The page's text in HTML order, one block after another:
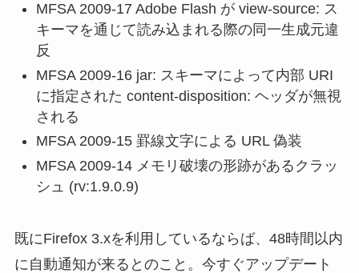
MFSA 2009-17 Adobe Flash が view-source: ス
キーマを通じて読み込まれる際の同一生成元違
反
MFSA 2009-16 jar: スキーマによって内部 URI
に指定された content-disposition: ヘッダが無視
される
MFSA 2009-15 罫線文字による URL 偽装
MFSA 2009-14 メモリ破壊の形跡があるクラッ
シュ (rv:1.9.0.9)
既にFirefox 3.xを利用しているならば、48時間以内
に自動通知が来るとのこと。今すぐアップデート